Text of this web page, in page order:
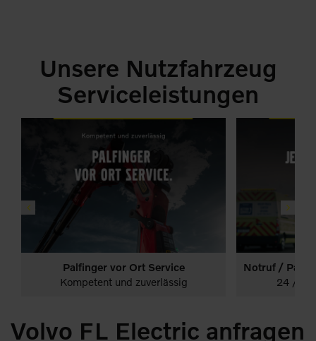
Unsere Nutzfahrzeug
Serviceleistungen
Leistungen
Palfinger vor Ort Service
Kompetent und zuverlässig
24/7 Notruf
Leistungen24 / 7
Volvo FL Electric anfragen